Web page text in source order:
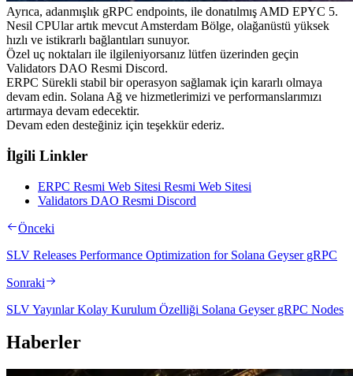
Ayrıca, adanmışlık gRPC endpoints, ile donatılmış AMD EPYC 5.
Nesil CPUlar artık mevcut Amsterdam Bölge, olağanüstü yüksek
hızlı ve istikrarlı bağlantıları sunuyor.
Özel uç noktaları ile ilgileniyorsanız lütfen üzerinden geçin
Validators DAO Resmi Discord.
ERPC Sürekli stabil bir operasyon sağlamak için kararlı olmaya
devam edin. Solana Ağ ve hizmetlerimizi ve performanslarımızı
artırmaya devam edecektir.
Devam eden desteğiniz için teşekkür ederiz.
İlgili Linkler
ERPC Resmi Web Sitesi Resmi Web Sitesi
Validators DAO Resmi Discord
Önceki
SLV Releases Performance Optimization for Solana Geyser gRPC
Sonraki
SLV Yayınlar Kolay Kurulum Özelliği Solana Geyser gRPC Nodes
Haberler